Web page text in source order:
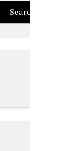
Search